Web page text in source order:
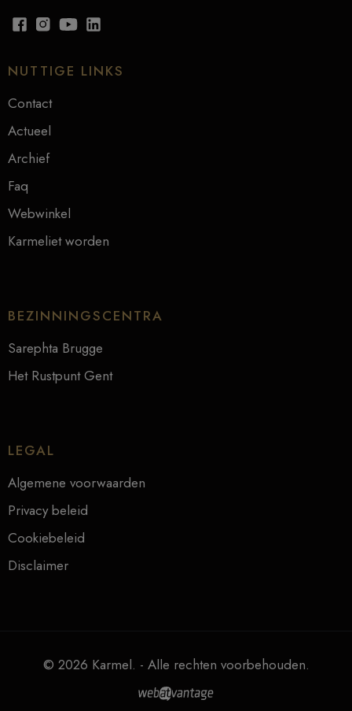
NUTTIGE LINKS
Contact
Actueel
Archief
Faq
Webwinkel
Karmeliet worden
BEZINNINGSCENTRA
Sarephta Brugge
Het Rustpunt Gent
LEGAL
Algemene voorwaarden
Privacy beleid
Cookiebeleid
Disclaimer
© 2026 Karmel. - Alle rechten voorbehouden.